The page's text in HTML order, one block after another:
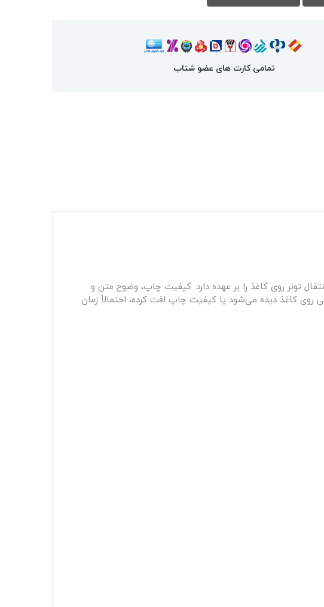
تمامی کارت های عضو شتاب
تونر روی کاغذ را بر عهده دارد. کیفیت چاپ، وضوح متن و
کاغذ دیده می‌شود یا کیفیت چاپ افت کرده، احتمالاً زمان